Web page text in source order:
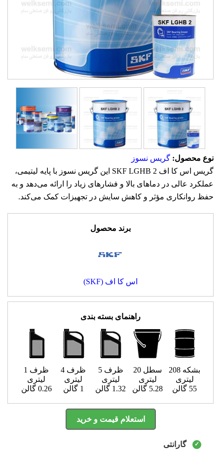
نوع محصول: گریس نسوز
گریس اس کا اف SKF LGHB 2 این گریس نسوز با پایه لیتیمی،
عملکرد عالی در دماهای بالا و فشارهای زیاد را ارائه می‌دهد و به
حفظ روانکاری مؤثر و کاهش سایش در تجهیزات کمک می‌کند.
برند محصول
اس کا اف (SKF)
راهنمای بسته بندی
بشکه 208
لیتری
55 گالن
سطل 20
لیتری
5.28 گالن
ظرف 5
لیتری
1.32 گالن
ظرف 4
لیتری
1 گالن
ظرف 1
لیتری
0.26 گالن
استعلام قیمت و خرید
گارانتی